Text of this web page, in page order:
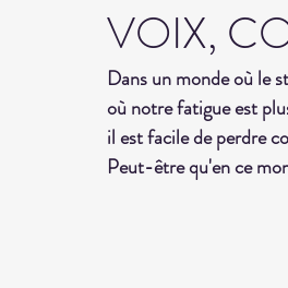
VOIX,
Dans un monde où le
où notre fatigue est
il est facile de perdre
Peut-être qu'en ce